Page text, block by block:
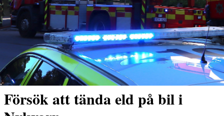
Försök att tända eld på bil i